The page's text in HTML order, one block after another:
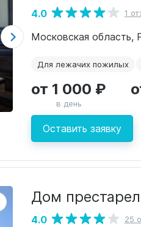
4.0 1
Для лежачих пожилых
Оставить заявку
от 1 000 ₽
в день
Дом
4.0 25